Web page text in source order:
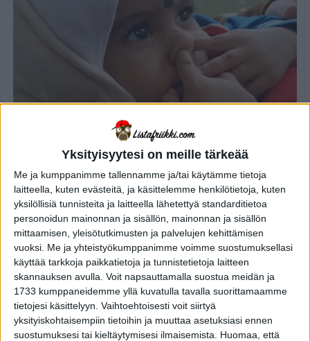
Yksityisyytesi on meille tärkeää
Me ja kumppanimme tallennamme ja/tai käytämme tietoja
laitteella, kuten evästeitä, ja käsittelemme henkilötietoja, kuten
yksilöllisiä tunnisteita ja laitteella lähetettyä standarditietoa
personoidun mainonnan ja sisällön, mainonnan ja sisällön
mittaamisen, yleisötutkimusten ja palvelujen kehittämisen
vuoksi. Me ja yhteistyökumppanimme voimme suostumuksellasi
käyttää tarkkoja paikkatietoja ja tunnistetietoja laitteen
skannauksen avulla. Voit napsauttamalla suostua meidän ja
1733 kumppaneidemme yllä kuvatulla tavalla suorittamaamme
tietojesi käsittelyyn. Vaihtoehtoisesti voit siirtyä
yksityiskohtaisempiin tietoihin ja muuttaa asetuksiasi ennen
suostumuksesi tai kieltäytymisesi ilmaisemista.
Huomaa, että
YHTEISKUNTA 2 vuotta sitten
Onko rään syöminen vaarallista? 8
limaista räkäfaktaa flunssakauden
”iloksi”
2 vuotta sitten
10 uskomatonta tarinaa anteeksiannosta – osa
1
YHTEISKUNTA 2 vuotta sitten
Jeffrey Dahmer sanoi tyrineensä oikein huolella:
10 historiallista vähättelyn huippua – osa 2